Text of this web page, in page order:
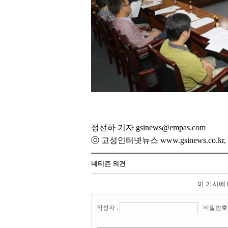
정선하 기자 gsinews@empas.com
ⓒ 고성인터넷뉴스
네티즌 의견
이 기사에
작성자 : 비밀번